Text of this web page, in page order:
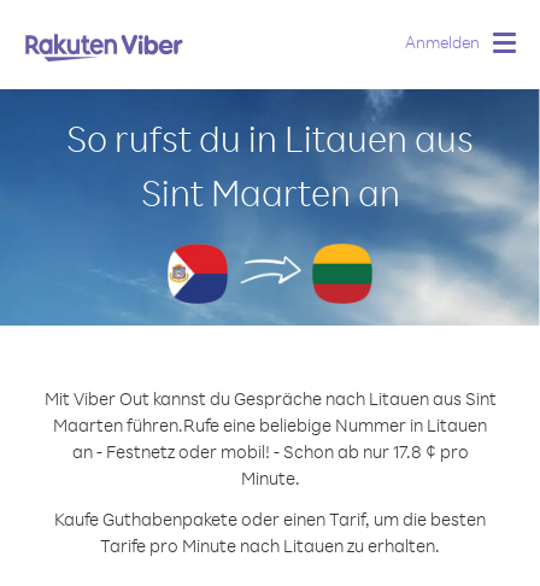
Anmelden
So rufst du in Litauen aus
Sint Maarten an
Mit Viber Out kannst du Gespräche nach Litauen aus Sint
Maarten führen.Rufe eine beliebige Nummer in Litauen
an - Festnetz oder mobil! - Schon ab nur 17.8 ¢ pro
Minute.
Kaufe Guthabenpakete oder einen Tarif, um die besten
Tarife pro Minute nach Litauen zu erhalten.